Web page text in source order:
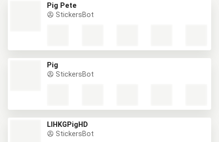
Pig Pete
StickersBot
Pig
StickersBot
LIHKGPigHD
StickersBot